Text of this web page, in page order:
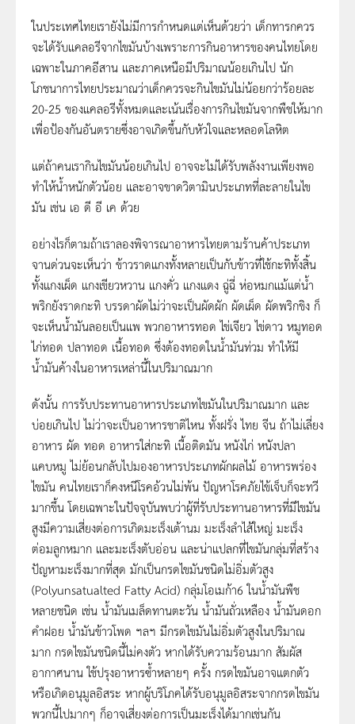
ในประเทศไทยเรายังไม่มีการกำหนดแต่เห็นด้วยว่า เด็กทารกควร
จะได้รับแคลอรีจากไขมันบ้างเพราะการกินอาหารของคนไทยโดย
เฉพาะในภาคอีสาน และภาคเหนือมีปริมาณน้อยเกินไป นัก
โภชนาการไทยประมาณว่าเด็กควรจะกินไขมันไม่น้อยกว่าร้อยละ
20-25 ของแคลอรีทั้งหมดและเน้นเรื่องการกินไขมันจากพืชให้มาก
เพื่อป้องกันอันตรายซึ่งอาจเกิดขึ้นกับหัวใจและหลอดโลหิต
แต่ถ้าคนเรากินไขมันน้อยเกินไป อาจจะไม่ได้รับพลังงานเพียงพอ
ทำให้น้ำหนักตัวน้อย และอาจขาดวิตามินประเภทที่ละลายในไข
มัน เช่น เอ ดี อี เค ด้วย
อย่างไรก็ตามถ้าเราลองพิจารณาอาหารไทยตามร้านค้าประเภท
จานด่วนจะเห็นว่า ข้าวราดแกงทั้งหลายเป็นกับข้าวที่ใช้กะทิทั้งสิ้น
ทั้งแกงเผ็ด แกงเขียวหวาน แกงคั่ว แกงแดง ฉู่ฉี่ ห่อหมกแม้แต่น้ำ
พริกยังราดกะทิ บรรดาผัดไม่ว่าจะเป็นผัดผัก ผัดเผ็ด ผัดพริกขิง ก็
จะเห็นน้ำมันลอยเป็นแพ พวกอาหารทอด ไข่เจียว ไข่ดาว หมูทอด
ไก่ทอด ปลาทอด เนื้อทอด ซึ่งต้องทอดในน้ำมันท่วม ทำให้มี
น้ำมันค้างในอาหารเหล่านี้ในปริมาณมาก
ดังนั้น การรับประทานอาหารประเภทไขมันในปริมาณมาก และ
บ่อยเกินไป ไม่ว่าจะเป็นอาหารชาติไหน ทั้งฝรั่ง ไทย จีน ถ้าไม่เลี่ยง
อาหาร ผัด ทอด อาหารใส่กะทิ เนื้อติดมัน หนังไก่ หนังปลา
แคบหมู ไม่ย้อนกลับไปมองอาหารประเภทผักผลไม้ อาหารพร่อง
ไขมัน คนไทยเราก็คงหนีโรคอ้วนไม่พ้น ปัญหาโรคภัยไข้เจ็บก็จะทวี
มากขึ้น โดยเฉพาะในปัจจุบันพบว่าผู้ที่รับประทานอาหารที่มีไขมัน
สูงมีความเสี่ยงต่อการเกิดมะเร็งเต้านม มะเร็งลำไส้ใหญ่ มะเร็ง
ต่อมลูกหมาก และมะเร็งตับอ่อน และน่าแปลกที่ไขมันกลุ่มที่สร้าง
ปัญหามะเร็งมากที่สุด มักเป็นกรดไขมันชนิดไม่อิ่มตัวสูง
(Polyunsatualted Fatty Acid) กลุ่มโอเมก้า6 ในน้ำมันพืช
หลายชนิด เช่น น้ำมันเมล็ดทานตะวัน น้ำมันถั่วเหลือง น้ำมันดอก
คำฝอย น้ำมันข้าวโพด ฯลฯ มีกรดไขมันไม่อิ่มตัวสูงในปริมาณ
มาก กรดไขมันชนิดนี้ไม่คงตัว หากได้รับความร้อนมาก สัมผัส
อากาศนาน ใช้ปรุงอาหารซ้ำหลายๆ ครั้ง กรดไขมันอาจแตกตัว
หรือเกิดอนุมูลอิสระ หากผู้บริโภคได้รับอนุมูลอิสระจากกรดไขมัน
พวกนี้ไปมากๆ ก็อาจเสี่ยงต่อการเป็นมะเร็งได้มากเช่นกัน